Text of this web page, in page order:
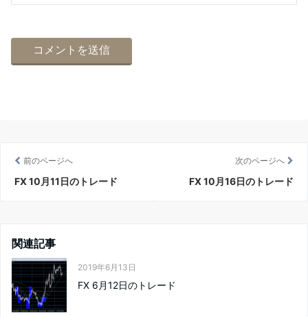
前のページへ
FX 10月11日のトレード
次のページへ
FX 10月16日のトレード
関連記事
2019年6月13日
FX 6月12日のトレード